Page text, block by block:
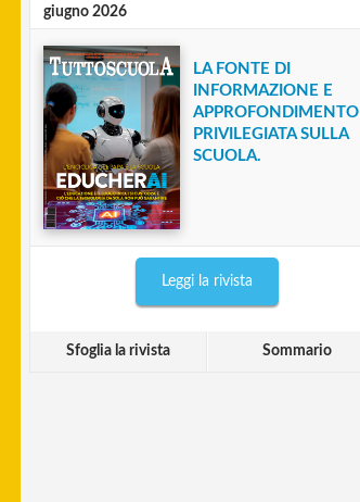
giugno 2026
LA FONTE DI
INFORMAZIONE E
APPROFONDIMENTO
PRIVILEGIATA SULLA
SCUOLA.
Leggi la rivista
Sfoglia la rivista Sommario